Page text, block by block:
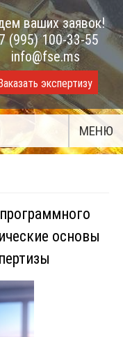
ваших заявок!
(995) 100-33-55
info@fse.ms
экспертизу
МЕНЮ
основы